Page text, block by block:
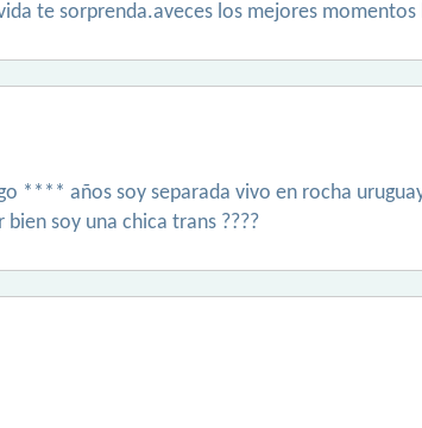
te sorprenda.aveces los mejores momentos
**** años soy separada vivo en rocha
soy una chica trans ????